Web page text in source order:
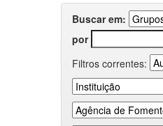
Buscar em:
por
Filtros correntes: